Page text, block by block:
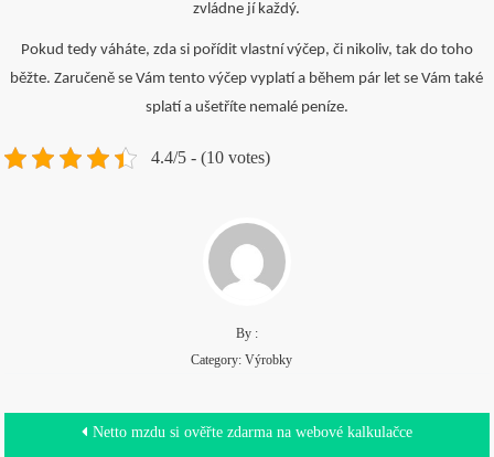
zvládne jí každý.
Pokud tedy váháte, zda si pořídit vlastní výčep, či nikoliv, tak do toho
běžte. Zaručeně se Vám tento výčep vyplatí a během pár let se Vám také
splatí a ušetříte nemalé peníze.
4.4/5 - (10 votes)
By :
Category: Výrobky
NavigaceNetto mzdu si ověřte zdarma na webové kalkulačce